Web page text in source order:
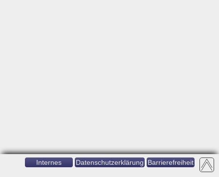
Internes Datenschutzerklärung Barrierefreiheit